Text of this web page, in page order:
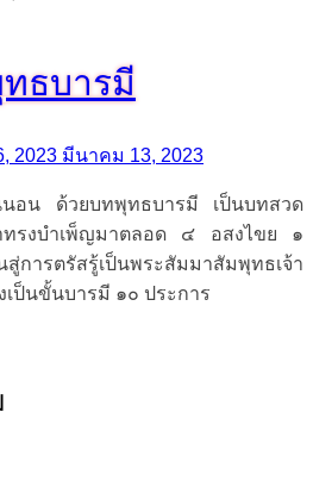
ธบารมี
2023 มีนาคม 13, 2023
นอน ด้วยบทพุทธบารมี เป็นบทสวด
ทรงบำเพ็ญมาตลอด ๔ อสงไขย ๑
ารตรัสรู้เป็นพระสัมมาสัมพุทธเจ้า
เป็นขั้นบารมี ๑๐ ประการ